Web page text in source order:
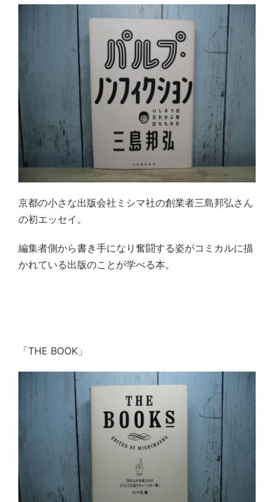
京都の小さな出版会社ミシマ社の創業者三島邦弘さん
の初エッセイ。
編集者側から書き手になり奮闘する姿がコミカルに描
かれている出版のことが学べる本。
「THE BOOK 」